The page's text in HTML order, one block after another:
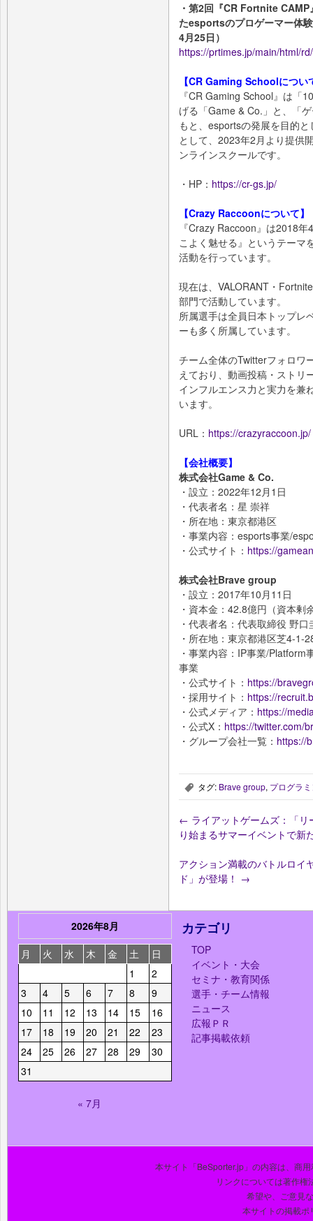
・第2回『CR Fortnite
たesportsのプロゲーマー体
4月25日）
https://prtimes.jp/main/html/
【CR Gaming Schoolについ
『CR Gaming School』は「
げる「Game & Co.」と、「
もと、esportsの発展を目的
として、2023年2月より提供
ンラインスクールです。
・HP： https://cr-gs.jp/
【Crazy Raccoonについて】
『Crazy Raccoon』は2018
こよく魅せる』というテーマ
活動を行っています。
現在は、VALORANT・
部門で活動しています。
所属選手は全員日本トップレ
ーも多く所属しています。
チーム全体のTwitterフォロワ
えており、動画投稿・ストリ
インフルエンス力と実力を兼
います。
URL： https://crazyraccoon.jp/
【会社概要】
株式会社Game & Co.
・設立：2022年12月1日
・代表者名：星 崇祥
・所在地：東京都港区
・事業内容：esports事業/
・公式サイト： https://
株式会社Brave group
・設立：2017年10月11日
・資本金：42.8億円（資本剰
・代表者名：代表取締役 野口
・所在地：東京都港区芝4-1-
・事業内容：IP事業/
事業
・公式サイト： https://
・採用サイト： https://
・公式メディア： https://
・公式X： https://twitter.com/
・グループ会社一覧： https://
, タグ: Brave group, プログラ
← ライアットゲームズ：「
り始まるサマーイベントで新
アクション満載のバトルロイ
ド」が登場！ →
2026年8月
月
火 水 木 金 土
日
1
2
3
4 5 6 7 8
9
10
11 12 13 14 15
16
17
18 19 20 21 22
23
24
25 26 27 28 29
30
31
« 7月
カテゴリ
TOP
イベント・大会
セミナ・教育関係
選手・チーム情報
ニュース
広報ＰＲ
記事掲載依頼
本サイト「BeSporter.jp」の内容は、商
リンクについては著作権
希望や、ご意見
本サイトの掲載ポ